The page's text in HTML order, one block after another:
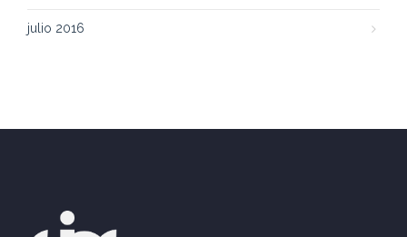
julio 2016